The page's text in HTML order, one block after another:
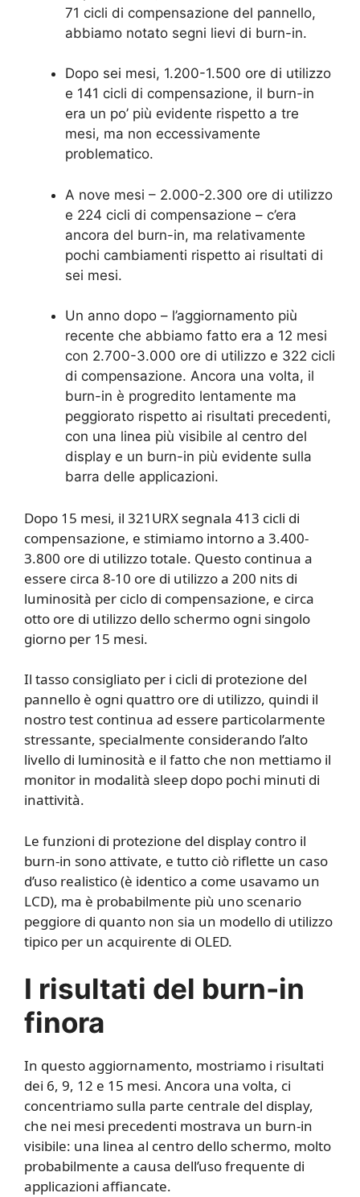
71 cicli di compensazione del pannello,
abbiamo notato segni lievi di burn-in.
Dopo sei mesi, 1.200-1.500 ore di utilizzo
e 141 cicli di compensazione, il burn-in
era un po’ più evidente rispetto a tre
mesi, ma non eccessivamente
problematico.
A nove mesi – 2.000-2.300 ore di utilizzo
e 224 cicli di compensazione – c’era
ancora del burn-in, ma relativamente
pochi cambiamenti rispetto ai risultati di
sei mesi.
Un anno dopo – l’aggiornamento più
recente che abbiamo fatto era a 12 mesi
con 2.700-3.000 ore di utilizzo e 322 cicli
di compensazione. Ancora una volta, il
burn-in è progredito lentamente ma
peggiorato rispetto ai risultati precedenti,
con una linea più visibile al centro del
display e un burn-in più evidente sulla
barra delle applicazioni.
Dopo 15 mesi, il 321URX segnala 413 cicli di
compensazione, e stimiamo intorno a 3.400-
3.800 ore di utilizzo totale. Questo continua a
essere circa 8-10 ore di utilizzo a 200 nits di
luminosità per ciclo di compensazione, e circa
otto ore di utilizzo dello schermo ogni singolo
giorno per 15 mesi.
Il tasso consigliato per i cicli di protezione del
pannello è ogni quattro ore di utilizzo, quindi il
nostro test continua ad essere particolarmente
stressante, specialmente considerando l’alto
livello di luminosità e il fatto che non mettiamo il
monitor in modalità sleep dopo pochi minuti di
inattività.
Le funzioni di protezione del display contro il
burn-in sono attivate, e tutto ciò riflette un caso
d’uso realistico (è identico a come usavamo un
LCD), ma è probabilmente più uno scenario
peggiore di quanto non sia un modello di utilizzo
tipico per un acquirente di OLED.
I risultati del burn-in
finora
In questo aggiornamento, mostriamo i risultati
dei 6, 9, 12 e 15 mesi. Ancora una volta, ci
concentriamo sulla parte centrale del display,
che nei mesi precedenti mostrava un burn-in
visibile: una linea al centro dello schermo, molto
probabilmente a causa dell’uso frequente di
applicazioni affiancate.